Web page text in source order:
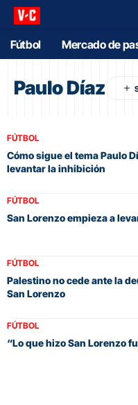
Fútbol Mercado de
Paulo Díaz
FÚTBOL
Cómo sigue el tema Paulo
levantar la inhibición
FÚTBOL
San Lorenzo empieza a
FÚTBOL
Palestino no cede ante la
San Lorenzo
FÚTBOL
“Lo que hizo San Lorenzo